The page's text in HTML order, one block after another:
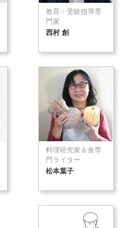
教育・受験指導専
門家
西村 創
料理研究家＆食専
門ライター
松本葉子